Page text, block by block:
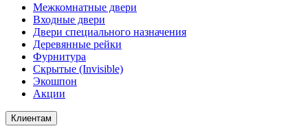
Межкомнатные двери
Входные двери
Двери специального назначения
Деревянные рейки
Фурнитура
Скрытые (Invisible)
Экошпон
Акции
Клиентам